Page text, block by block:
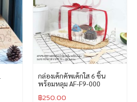
กล่องเค้กคัพเค้กใส 6 ชิ้น
พร้อมหลุม AF-F9-000
฿250.00